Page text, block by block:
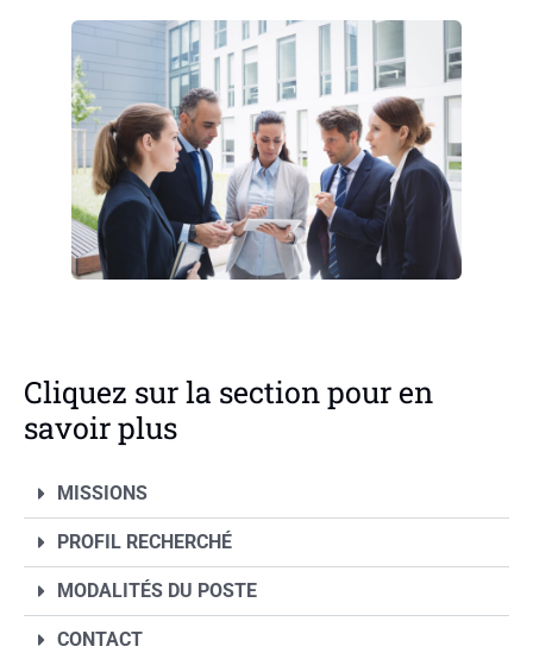
Cliquez sur la section pour en
savoir plus
MISSIONS
PROFIL RECHERCHÉ
MODALITÉS DU POSTE
CONTACT